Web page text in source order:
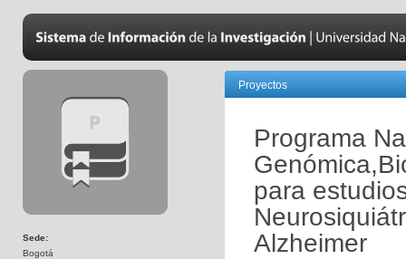
Sede:
Bogotá
Proyectos
Programa
para
Alzheimer